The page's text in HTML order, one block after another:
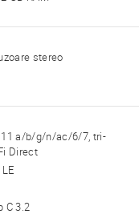
stereo
a/b/g/n/ac/6/7, tri-
Direct
LE
C 3.2